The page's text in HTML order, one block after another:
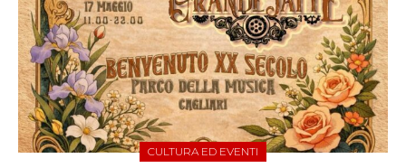
CULTURA ED EVENTI